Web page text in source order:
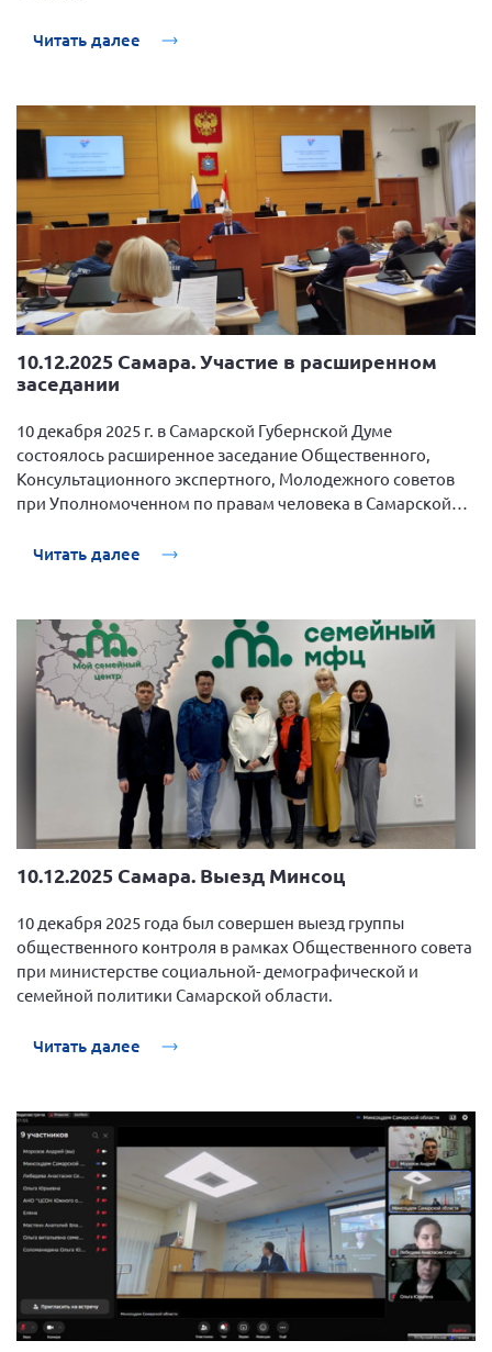
Читать далее
10.12.2025 Самара. Участие в расширенном
заседании
10 декабря 2025 г. в Самарской Губернской Думе
состоялось расширенное заседание Общественного,
Консультационного экспертного, Молодежного советов
при Уполномоченном по правам человека в Самарской
Читать далее
10.12.2025 Самара. Выезд Минсоц
10 декабря 2025 года был совершен выезд группы
общественного контроля в рамках Общественного совета
при министерстве социальной- демографической и
семейной политики Самарской области.
Читать далее